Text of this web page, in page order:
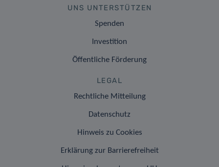
UNS UNTERSTÜTZEN
Spenden
Investition
Öffentliche Förderung
LEGAL
Rechtliche Mitteilung
Datenschutz
Hinweis zu Cookies
Erklärung zur Barrierefreiheit